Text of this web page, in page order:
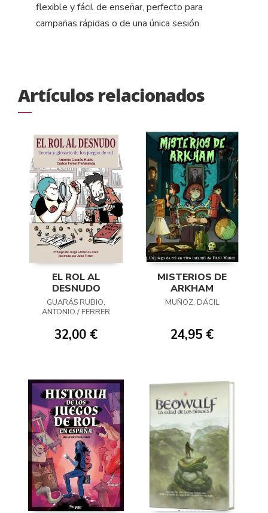
flexible y fácil de enseñar, perfecto para
campañas rápidas o de una única sesión.
Artículos relacionados
EL ROL AL
DESNUDO
GUARÁS RUBIO,
ANTONIO / FERRER
32,00 €
MISTERIOS DE
ARKHAM
MUÑOZ, DÁCIL
24,95 €